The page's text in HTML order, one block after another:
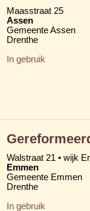
Maasstraat 25
Assen
Gemeente Assen
Drenthe
In gebruik
Walstraat 21 • wijk
Emmen
Gemeente Emmen
Drenthe
In gebruik